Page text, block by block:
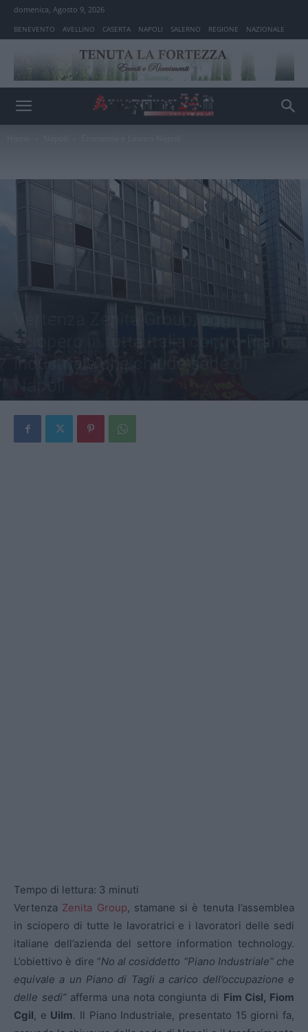
domenica, Agosto 9, 2026
BENEVENTO AVELLINO CASERTA NAPOLI SALERNO REGIONE NAZIONALE
Napoli Economia e Lavoro Napoli
Vertenza Zenita Group, oggi
sciopero in tutta Italia contro Piano
industriale che chiude sede di
Tempo di lettura: 3 minuti
Vertenza Zenita Group, stamane si è tenuta l’assemblea
in sciopero di tutte le lavoratrici e i lavoratori delle sedi
italiane dell’azienda del settore information technology.
L’obiettivo è dire “No al cosiddetto “Piano Industriale” che
equivale a un Piano di Tagli a carico dell’occupazione e
delle sedi”afferma una nota congiunta di Fim Cisl, Fiom
Cgil, e Uilm. Il Piano Industriale, presentato 15 giorni fa,